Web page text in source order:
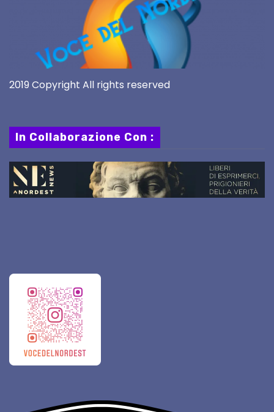
2019 Copyright All rights reserved
In Collaborazione Con :